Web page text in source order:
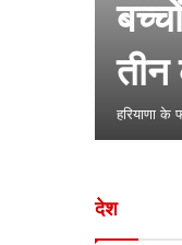
तीन
हरियाणा के
देश